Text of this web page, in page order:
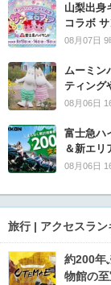
山梨出身
コラボ
08月07日 9
ムーミン
ティング
08月06日
富士急ハ
＆新エリ
08月06日
旅行 | アクセスラン
約200年
物館の